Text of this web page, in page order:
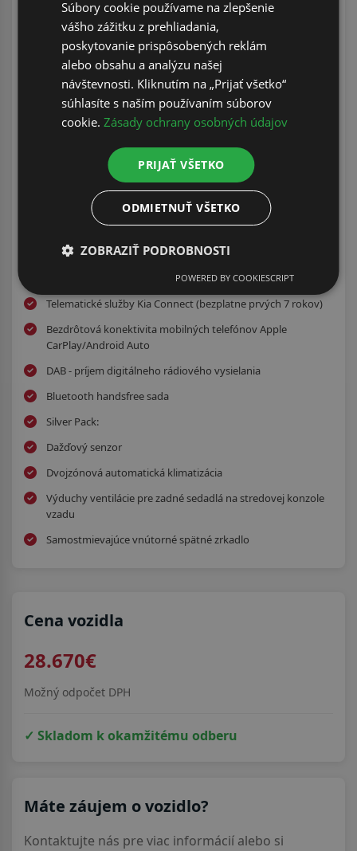
Manuálna klimatizácia
Bezkľúčový prístup a štartovanie vozidla tlačidlom (Smart
key)
Digitálny palubný počítač s centrálnym 4,2” LCD displejom
Osvetlenie slnečných clôn vodiča a spolujazdca
USB-C nabíjací port na palubnej doske
2x USB-C nabíjací port na stredovej konzole vzadu
12V elektrická zásuvka v lakťovej opierke
12V elektrická zásuvka v batožinovom priestore
vstup,
Telematické služby Kia Connect (bezplatne prvých 7 rokov)
Bezdrôtová konektivita mobilných telefónov Apple
CarPlay/Android Auto
DAB - príjem digitálneho rádiového vysielania
Bluetooth handsfree sada
Silver Pack:
Dažďový senzor
Dvojzónová automatická klimatizácia
Výduchy ventilácie pre zadné sedadlá na stredovej konzole
vzadu
Samostmievajúce vnútorné spätné zrkadlo
Cena vozidla
28.670€
Možný odpočet DPH
✓ Skladom k okamžitému odberu
Máte záujem o vozidlo?
Kontaktujte nás pre viac informácií alebo si
Súbory cookie používame na zlepšenie
vášho zážitku z prehliadania,
poskytovanie prispôsobených reklám
alebo obsahu a analýzu našej
návštevnosti. Kliknutím na „Prijať všetko“
súhlasíte s naším používaním súborov
cookie.Zásady ochrany osobných údajov
PRIJAŤ VŠETKO
ODMIETNUŤ VŠETKO
ZOBRAZIŤ PODROBNOSTI
POWERED BY COOKIESCRIPT